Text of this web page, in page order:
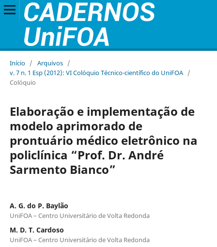
Início / Arquivos /
v. 7 n. 1 Esp (2012): VI Colóquio Técnico-científico do UniFOA /
Colóquio
Elaboração e implementação de
modelo aprimorado de
prontuário médico eletrônico na
policlínica “Prof. Dr. André
Sarmento Bianco”
A. G. do P. Baylão
UniFOA – Centro Universitário de Volta Redonda
M. D. T. Cardoso
UniFOA – Centro Universitário de Volta Redonda